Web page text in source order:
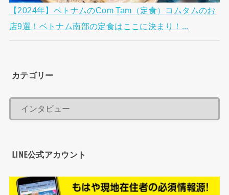
【2024年】ベトナムのCom Tam（定食）コムタムのお
店9選！ベトナム南部の定食はここに決まり！...
カテゴリー
LINE公式アカウント